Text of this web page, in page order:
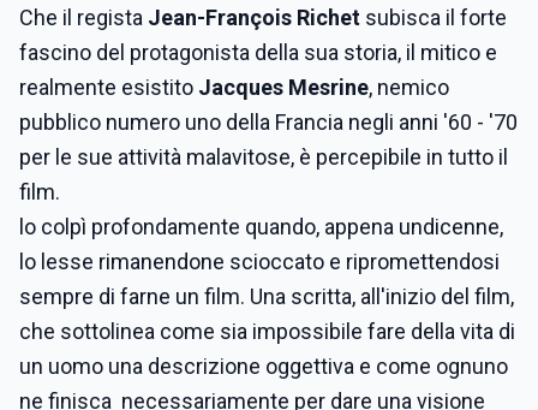
Che il regista Jean-François Richet subisca il forte
fascino del protagonista della sua storia, il mitico e
realmente esistito Jacques Mesrine, nemico
pubblico numero uno della Francia negli anni '60 - '70
per le sue attività malavitose, è percepibile in tutto il
film.
lo colpì profondamente quando, appena undicenne,
lo lesse rimanendone scioccato e ripromettendosi
sempre di farne un film. Una scritta, all'inizio del film,
che sottolinea come sia impossibile fare della vita di
un uomo una descrizione oggettiva e come ognuno
ne finisca necessariamente per dare una visione